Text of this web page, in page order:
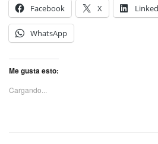
Facebook
X
WhatsApp
Me gusta esto:
Cargando...